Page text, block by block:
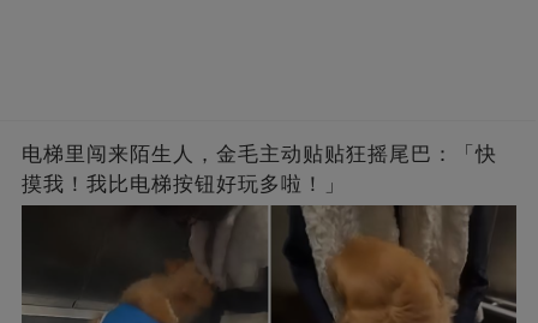
电梯里闯来陌生人，金毛主动贴贴狂摇尾巴：「快
摸我！我比电梯按钮好玩多啦！」